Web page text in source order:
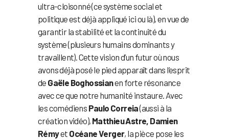
ultra-cloisonné (ce système social et
politique est déjà appliqué ici ou là), en vue de
garantir la stabilité et la continuité du
système (plusieurs humains dominants y
travaillent). Cette vision d’un futur où nous
avons déjà posé le pied apparaît dans l’esprit
de Gaële Boghossianen forte résonance
avec ce que notre humanité instaure. Avec
les comédiens Paulo Correia(aussi à la
création vidéo), Matthieu Astre, Damien
Rémyet Océane Verger, la pièce pose les